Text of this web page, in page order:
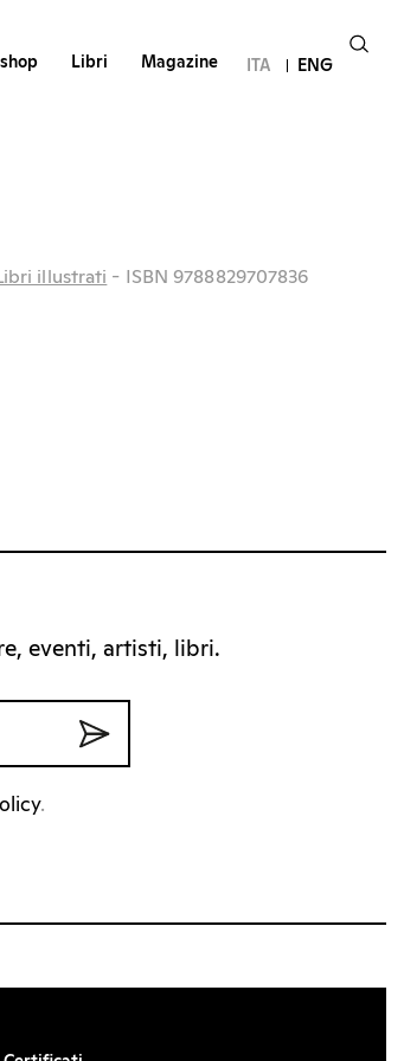
Libri Magazine ITA ENG
illustrati - ISBN 9788829707836
eventi, artisti, libri.
.